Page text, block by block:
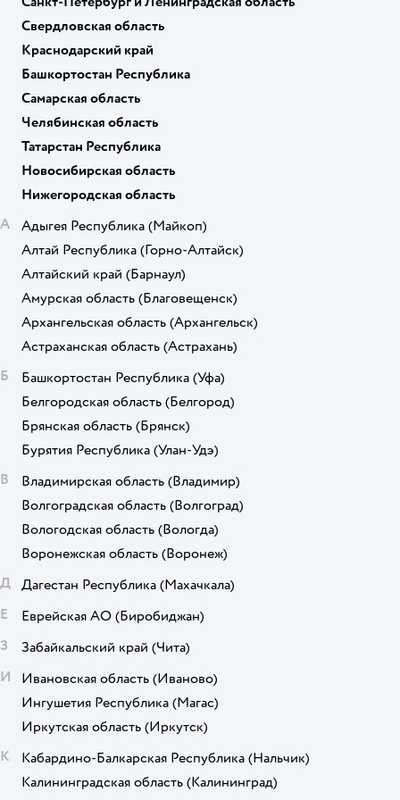
Свердловская область
Краснодарский край
Башкортостан Республика
Самарская область
Челябинская область
Татарстан Республика
Новосибирская область
Нижегородская область
А
Адыгея Республика (Майкоп)
Алтай Республика (Горно-Алтайск)
Алтайский край (Барнаул)
Амурская область (Благовещенск)
Архангельская область (Архангельск)
Астраханская область (Астрахань)
Б
Башкортостан Республика (Уфа)
Белгородская область (Белгород)
Брянская область (Брянск)
Бурятия Республика (Улан-Удэ)
В
Владимирская область (Владимир)
Волгоградская область (Волгоград)
Вологодская область (Вологда)
Воронежская область (Воронеж)
Д Дагестан Республика (Махачкала)
Е
Еврейская АО (Биробиджан)
З
Забайкальский край (Чита)
И
Ивановская область (Иваново)
Ингушетия Республика (Магас)
Иркутская область (Иркутск)
К
Кабардино-Балкарская Республика (Нальчик)
Калининградская область (Калининград)